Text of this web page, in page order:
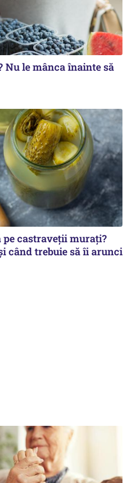
Nu le mânca înainte să
pe castraveții murați?
când trebuie să îi arunci